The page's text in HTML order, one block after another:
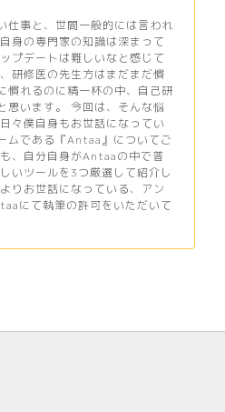
仕事と、世間一般的には言われ
身の専門家の知識は深まって
プデートは難しいなと感じて
研修医の先生方はまだまだ慣
慣れるのに精一杯の中、自己研
思います。 今回は、そんな悩
々僕自身もお世話になってい
ムである『Antaa』についてご
、自分自身がAntaaの中で普
いツールを3つ厳選して紹介し
りお世話になっている、アン
にて執筆の許可をいただいて